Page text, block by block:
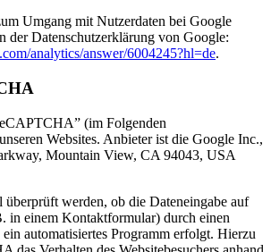
Umgang mit Nutzerdaten bei Google
der Datenschutzerklärung von Google:
analytics/answer/6004245?hl=de.
(im Folgenden
Websites. Anbieter ist die Google Inc.,
Mountain View, CA 94043, USA
werden, ob die Dateneingabe auf
in einem Kontaktformular) durch einen
automatisiertes Programm erfolgt. Hierzu